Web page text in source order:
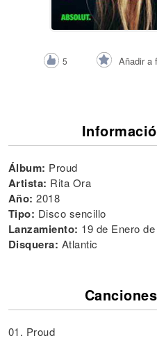
5 Añadir a
Álbum: Proud
Artista: Rita Ora
Año: 2018
Tipo: Disco sencillo
Lanzamiento: 19 de Enero
Disquera: Atlantic
01. Proud